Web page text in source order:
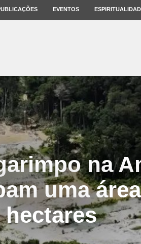
EVENTOS
na
uma
hectares